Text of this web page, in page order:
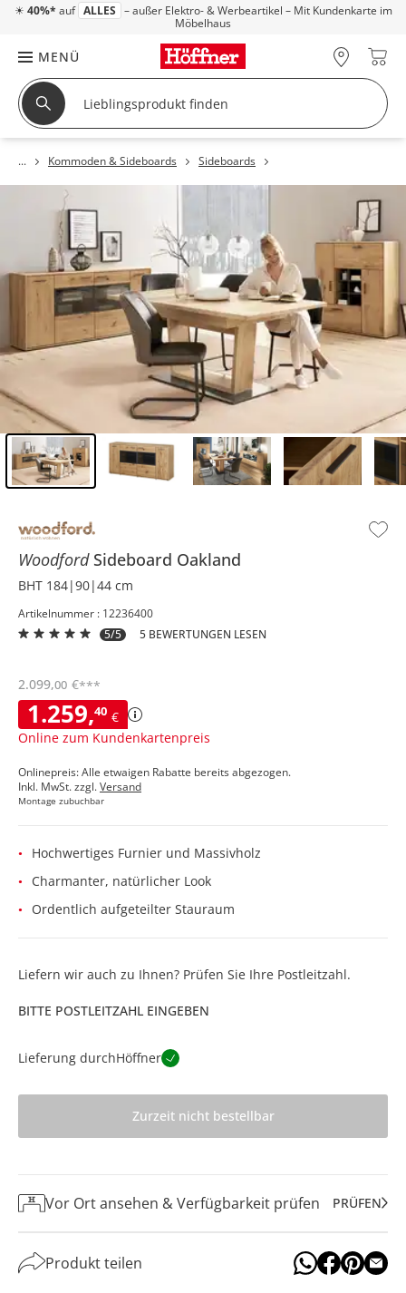
☀ 40%* auf ALLES – außer Elektro- & Werbeartikel – Mit Kundenkarte im
Möbelhaus
MENÜ
Kommoden & Sideboards Sideboards
Woodford Sideboard Oakland
BHT 184|90|44 cm
Artikelnummer : 12236400
5/5
5 BEWERTUNGEN LESEN
1.259,40 €
Online zum Kundenkartenpreis
2.099,00 €***
Onlinepreis: Alle etwaigen Rabatte bereits abgezogen.
Inkl. MwSt. zzgl.Versand
Montage zubuchbar
Hochwertiges Furnier und Massivholz
Charmanter, natürlicher Look
Ordentlich aufgeteilter Stauraum
Liefern wir auch zu Ihnen? Prüfen Sie Ihre Postleitzahl.
BITTE POSTLEITZAHL EINGEBEN
Lieferung durchHöffner
Zurzeit nicht bestellbar
Vor Ort ansehen & Verfügbarkeit prüfen PRÜFEN
Produkt teilen